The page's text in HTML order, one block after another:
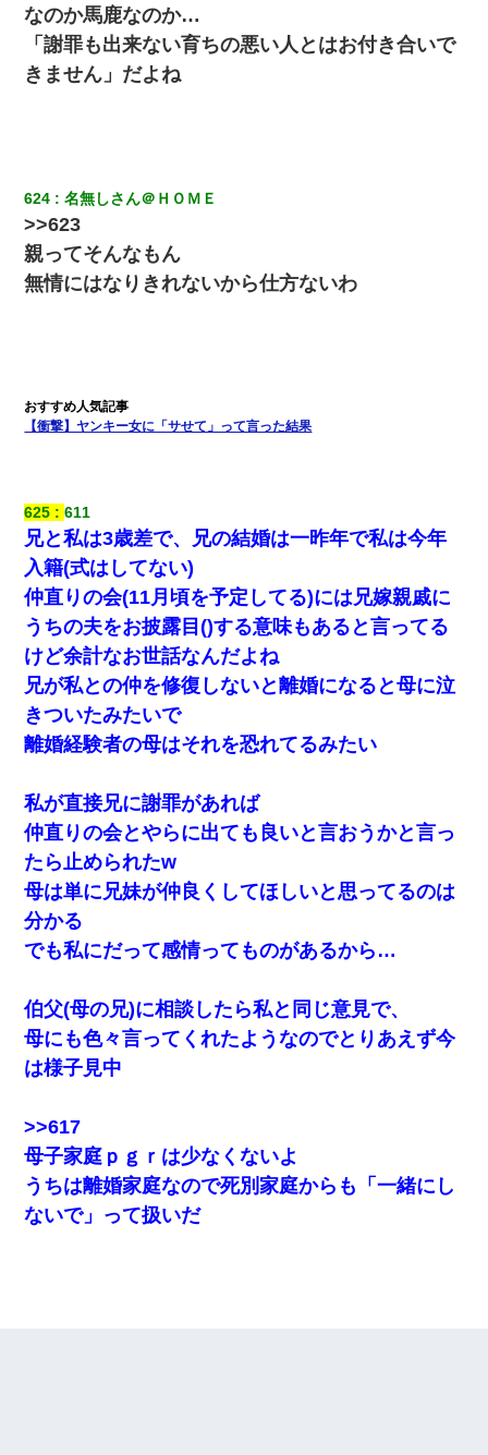
なのか馬鹿なのか…
「謝罪も出来ない育ちの悪い人とはお付き合いで
きません」だよね
624 名無しさん＠ＨＯＭＥ
>>623
親ってそんなもん
無情にはなりきれないから仕方ないわ
【衝撃】ヤンキー女に「サせて」って言った結果
625 611
兄と私は3歳差で、兄の結婚は一昨年で私は今年
入籍(式はしてない)
仲直りの会(11月頃を予定してる)には兄嫁親戚に
うちの夫をお披露目()する意味もあると言ってる
けど余計なお世話なんだよね
兄が私との仲を修復しないと離婚になると母に泣
きついたみたいで
離婚経験者の母はそれを恐れてるみたい
私が直接兄に謝罪があれば
仲直りの会とやらに出ても良いと言おうかと言っ
たら止められたw
母は単に兄妹が仲良くしてほしいと思ってるのは
分かる
でも私にだって感情ってものがあるから…
伯父(母の兄)に相談したら私と同じ意見で、
母にも色々言ってくれたようなのでとりあえず今
は様子見中
>>617
母子家庭ｐｇｒは少なくないよ
うちは離婚家庭なので死別家庭からも「一緒にし
ないで」って扱いだ